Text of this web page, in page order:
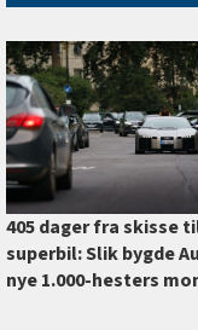
405 dager fra skisse
superbil: Slik bygde
nye 1.000-hesters